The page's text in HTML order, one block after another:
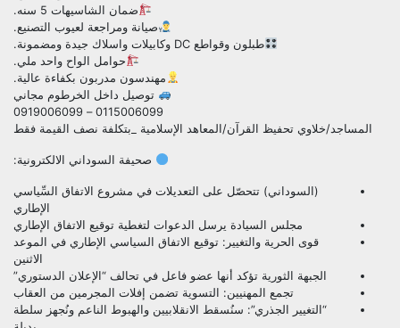
ضمان الشاسيهات 5 سنه.
صيانة ومراجعة لعيوب التصنيع.
طبلون وقواطع DC وكابيلات واسلاك جيدة ومضمونة.
حوامل الواح واحد ملي.
مهندسون مدربون بكفاءة عالية.
توصيل داخل الخرطوم مجاني
0115006099 – 0919006099
المساجد/خلاوي تحفيظ القرآن/المعاهد الإسلامية _بتكلفة نصف القيمة فقط
صحيفة السوداني الالكترونية:
(السوداني) تتحصّل على التعديلات في مشروع الاتفاق السِّياسي
الإطاري
مجلس السيادة يرسل الدعوات لتغطية توقيع الاتفاق الإطاري
قوى الحرية والتغيير: توقيع الاتفاق السياسي الإطاري في الموعد
الاثنين
الجبهة الثورية تؤكد أنها عضو فاعل في تحالف “الإعلان الدستوري”
تجمع المهنيين: ‏التسوية تضمن إفلات المجرمين من العقاب
“التغيير الجذري”: سنُسقط الانقلابيين والهبوط الناعم ونُجهز سلطة